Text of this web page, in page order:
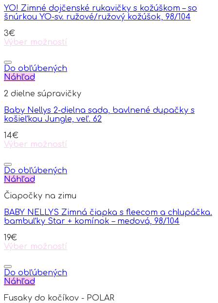
may
be
on
the
page
YO! Zimné dojčenské rukavičky s kožúškom – so
šnúrkou YO-sv. ružové/ružový kožúšok, 98/104
3€
Výber možností
product
has
multiple
The
may
be
on
the
page
Do obľúbených
Náhľad
2 dielne súpravičky
Baby Nellys 2-dielna sada, bavlnené dupačky s
košieľkou Jungle, veľ. 62
14€
Výber možností
product
has
multiple
The
may
be
on
the
page
Do obľúbených
Náhľad
Čiapočky na zimu
BABY NELLYS Zimná čiapka s fleecom a chlupáčka.
bambuľky Star + komínok – medová, 98/104
19€
Výber možností
product
has
multiple
The
Do obľúbených
Náhľad
Fusaky do kočíkov - POLAR